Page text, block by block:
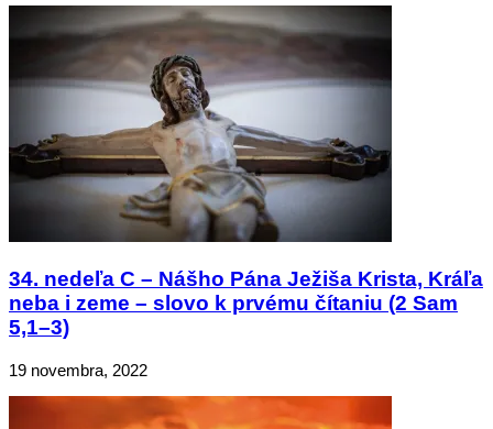
34. nedeľa C – Nášho Pána Ježiša Krista, Kráľa
neba i zeme – slovo k prvému čítaniu (2 Sam
5,1–3)
19 novembra, 2022